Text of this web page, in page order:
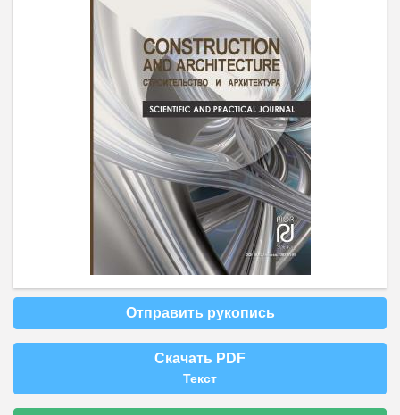
Отправить рукопись
Скачать PDF
Текст